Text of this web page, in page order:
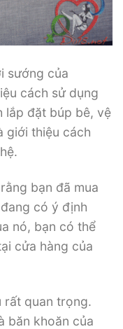
sướng của
cách sử dụng
lắp đặt búp bê, vệ
giới thiệu cách
bạn đã mua
có ý định
nó, bạn có thể
cửa hàng của
rất quan trọng.
băn khoăn của